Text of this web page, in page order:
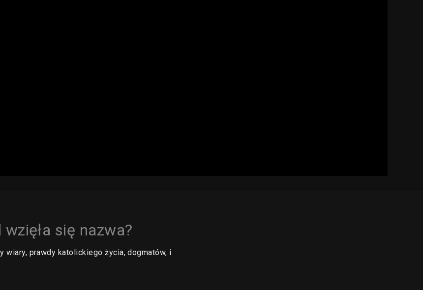
się nazwa?
wiary, prawdy katolickiego życia, dogmatów, i